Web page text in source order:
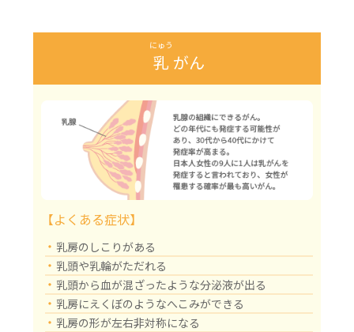
乳
にゅう
がん
【よくある症状】
・ 乳房のしこりがある
・ 乳頭や乳輪がただれる
・ 乳頭から血が混ざったような分泌液が出る
・ 乳房にえくぼのようなへこみができる
・ 乳房の形が左右非対称になる